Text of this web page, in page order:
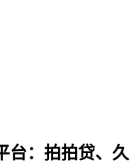
台：拍拍贷、久